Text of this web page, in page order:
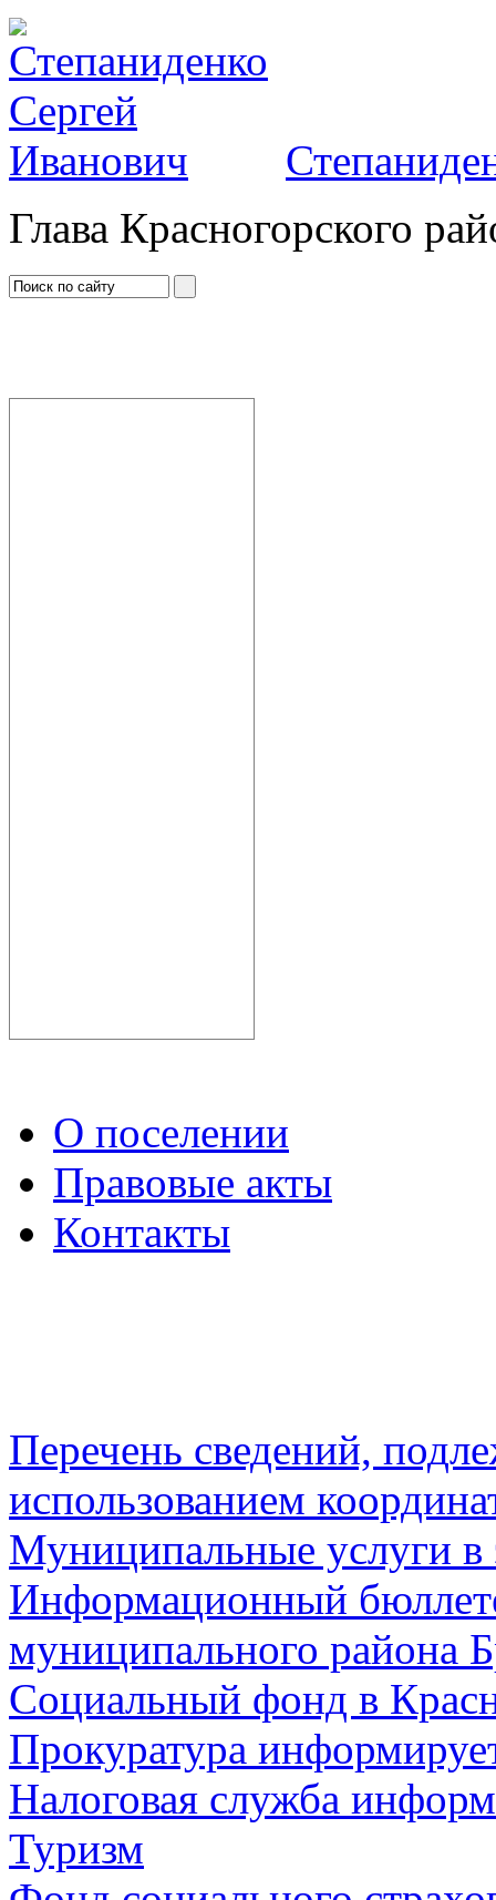
Глава Красногорского
О поселении
Правовые акты
Контакты
Перечень сведений,
использованием
Муниципальные услуги в
Информационный
муниципального района
Социальный фонд в
Прокуратура
Налоговая служба
Туризм